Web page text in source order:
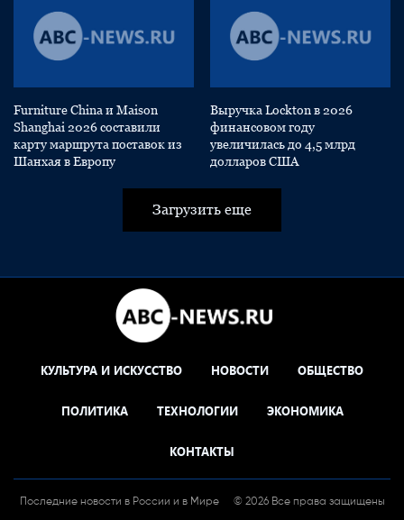
Furniture China и Maison
Shanghai 2026 составили
карту маршрута поставок из
Шанхая в Европу
Выручка Lockton в 2026
финансовом году
увеличилась до 4,5 млрд
долларов США
Загрузить еще
КУЛЬТУРА И ИСКУССТВО НОВОСТИ ОБЩЕСТВО
ПОЛИТИКА ТЕХНОЛОГИИ ЭКОНОМИКА
КОНТАКТЫ
Последние новости в России и в Мире © 2026 Все права защищены